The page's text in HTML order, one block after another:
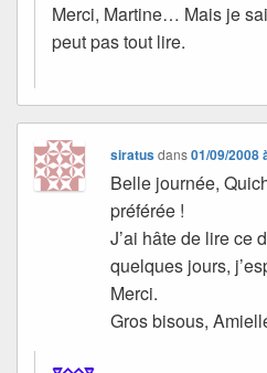
Merci, Martine… Mais je
peut pas tout lire.
siratusdans01/09/2008
Belle journée,
préférée !
J’ai hâte de lire
quelques jours,
Merci.
Gros bisous,